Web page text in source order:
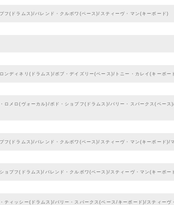
フ(ドラムス)/バレンド・クルボワ(ベース)/スティーヴ・マン(キーボード)
ディネリ(ドラムス)/ボブ・デイズリー(ベース)/トニー・カレイ(キーボー
メロ(ヴォーカル)/ボド・ショプフ(ドラムス)/バリー・スパークス(ベー
フ(ドラムス)/バレンド・クルボワ(ベース)/スティーヴ・マン(キーボード)/
プフ(ドラムス)/バレンド・クルボワ(ベース)/スティーヴ・マン(キーボー
ティッシー(ドラムス)/バリー・スパークス(ベース/キーボード)/スティー